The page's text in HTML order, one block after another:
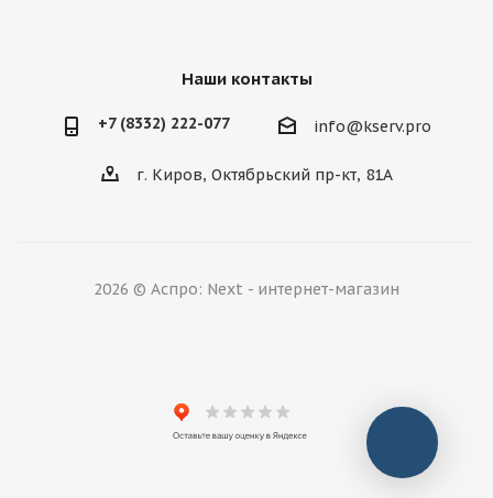
Наши контакты
+7 (8332) 222-077 info@kserv.pro
г. Киров, Октябрьский пр-кт, 81А
2026 © Аспро: Next - интернет-магазин